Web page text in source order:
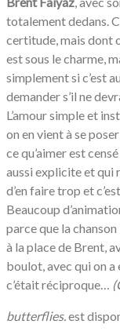
totalement dedans.
certitude, mais dont
est sous le charme,
simplement si c’est
demander s’il ne
L’amour simple et
on en vient à se
ce qu’aimer est
aussi explicite et qui
d’en faire trop et
Beaucoup
parce que la
à la place de Brent,
boulot, avec qui on a
c’était réciproque…
butterflies.est